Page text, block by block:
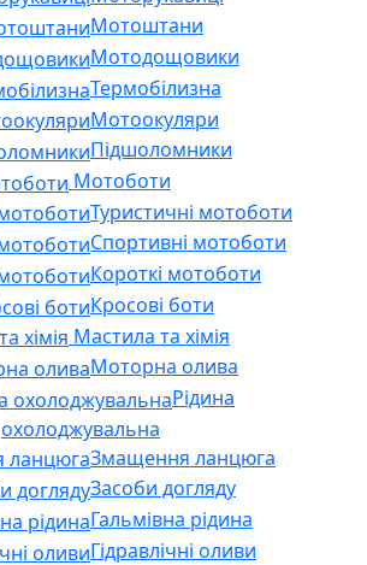
Мотоштани
Мотодощовики
Термобілизна
Мотоокуляри
Підшоломники
Мотоботи
Туристичні мотоботи
Спортивні мотоботи
Короткі мотоботи
Кросові боти
Мастила та хімія
Моторна олива
Рідина
охолоджувальна
Змащення ланцюга
Засоби догляду
Гальмівна рідина
Гідравлічні оливи